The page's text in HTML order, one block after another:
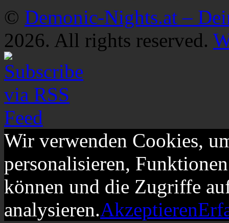
© Demonic-Nights.at –
2026. All rights reserved.
Wir verwenden Cookies,
personalisieren,
können und die Zugriffe
analysieren.Akzeptieren